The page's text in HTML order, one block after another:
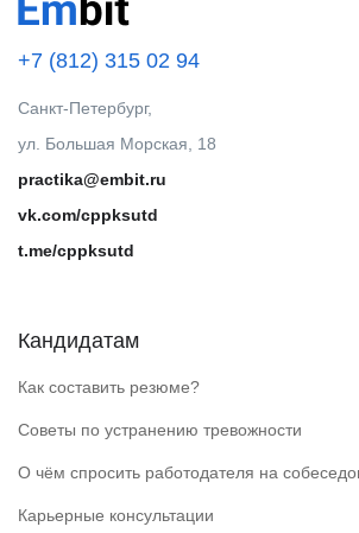
+7 (812) 315 02 94
Санкт-Петербург,
ул. Большая Морская, 18
practika@embit.ru
vk.com/cppksutd
t.me/cppksutd
Кандидатам
Как составить резюме?
Советы по устранению тревожности
О чём спросить работодателя на
Карьерные консультации